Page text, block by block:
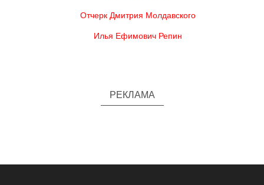
Отчерк Дмитрия Молдавского
Илья Ефимович Репин
РЕКЛАМА